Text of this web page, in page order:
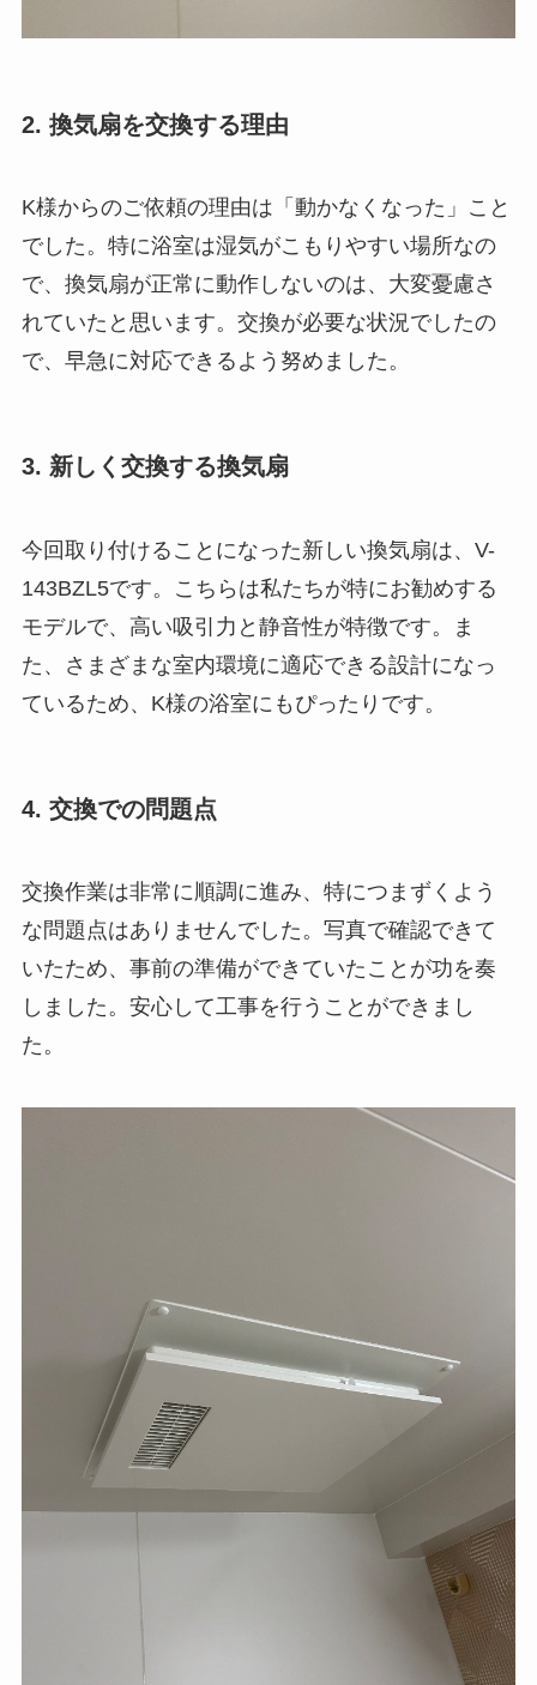
2. 換気扇を交換する理由
K様からのご依頼の理由は「動かなくなった」こと
でした。特に浴室は湿気がこもりやすい場所なの
で、換気扇が正常に動作しないのは、大変憂慮さ
れていたと思います。交換が必要な状況でしたの
で、早急に対応できるよう努めました。
3. 新しく交換する換気扇
今回取り付けることになった新しい換気扇は、V-
143BZL5です。こちらは私たちが特にお勧めする
モデルで、高い吸引力と静音性が特徴です。ま
た、さまざまな室内環境に適応できる設計になっ
ているため、K様の浴室にもぴったりです。
4. 交換での問題点
交換作業は非常に順調に進み、特につまずくよう
な問題点はありませんでした。写真で確認できて
いたため、事前の準備ができていたことが功を奏
しました。安心して工事を行うことができまし
た。